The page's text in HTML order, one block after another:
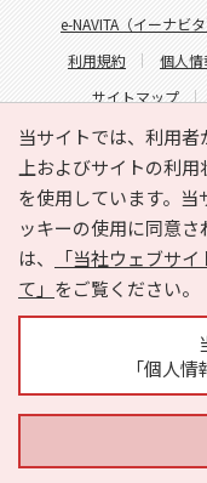
当サイトでは、利用
上およびサイトの利
を使用しています。
ッキーの使用に同意
は、
「当社ウェブサ
て」 をご覧ください。
「個人
e-NAVITA（イーナビ
利用規約
個人
サイトマップ
サイト
Copyright ©